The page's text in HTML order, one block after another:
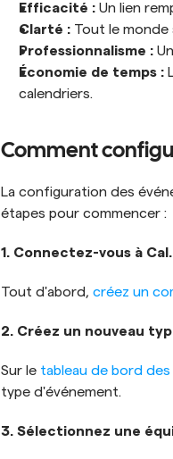
Efficacité : Un lien
Clarté : Tout le monde
Professionnalisme :
Économie de temps :
calendriers.
Comment
La configuration des
étapes pour commencer :
1. Connectez-vous à
Tout d'abord, créez un
2. Créez un nouveau
Sur le tableau de bord
type d'événement.
3. Sélectionnez une